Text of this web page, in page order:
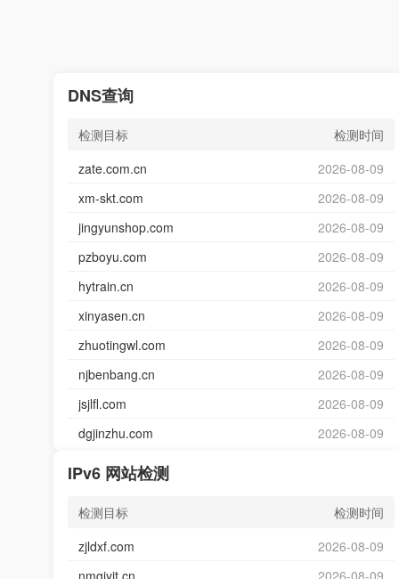
DNS查询
检测目标
检测时间
zate.com.cn
2026-08-09
xm-skt.com
2026-08-09
jingyunshop.com
2026-08-09
pzboyu.com
2026-08-09
hytrain.cn
2026-08-09
xinyasen.cn
2026-08-09
zhuotingwl.com
2026-08-09
njbenbang.cn
2026-08-09
jsjlfl.com
2026-08-09
dgjinzhu.com
2026-08-09
IPv6 网站检测
检测目标
检测时间
zjldxf.com
2026-08-09
nmgjyjt.cn
2026-08-09